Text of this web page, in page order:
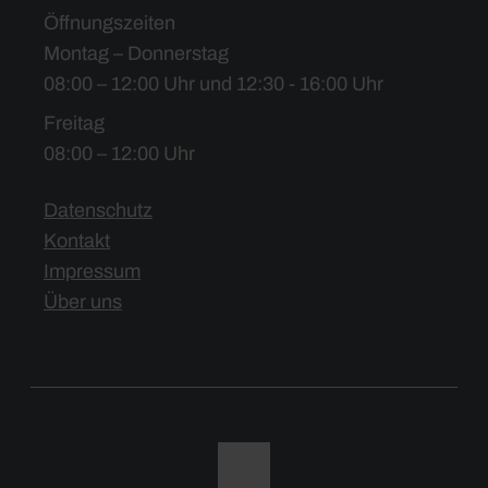
Öffnungszeiten
Montag – Donnerstag
08:00 – 12:00 Uhr und 12:30 - 16:00 Uhr
Freitag
08:00 – 12:00 Uhr
Datenschutz
Kontakt
Impressum
Über uns